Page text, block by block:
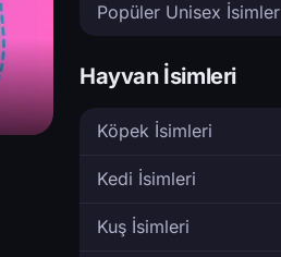
Popüler Unisex İsimler
Hayvan İsimleri
Köpek İsimleri
Kedi İsimleri
Kuş İsimleri